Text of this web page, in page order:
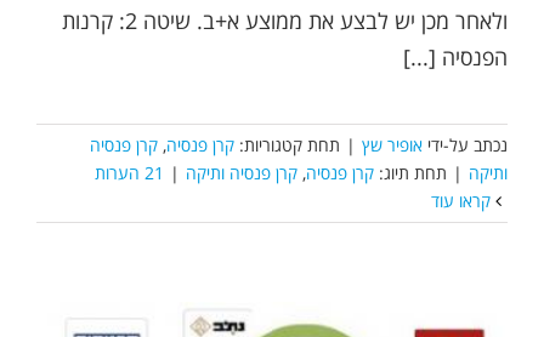
ולאחר מכן יש לבצע את ממוצע א+ב. שיטה 2: קרנות
הפנסיה [...]
נכתב על-ידי אופיר שץ | תחת קטגוריות: קרן פנסיה, קרן פנסיה
ותיקה | תחת תיוג: קרן פנסיה, קרן פנסיה ותיקה | 21 הערות
קראו עוד